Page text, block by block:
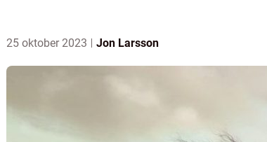
25 oktober 2023 Jon Larsson